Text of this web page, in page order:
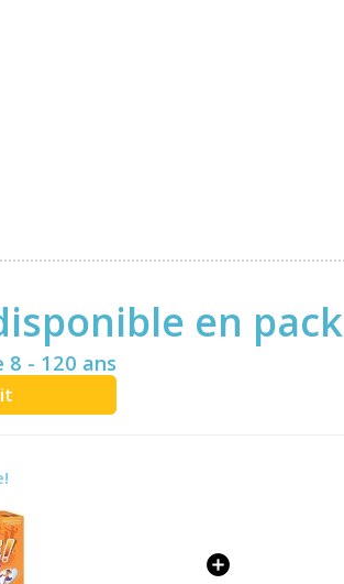
en pack
8 - 120 ans